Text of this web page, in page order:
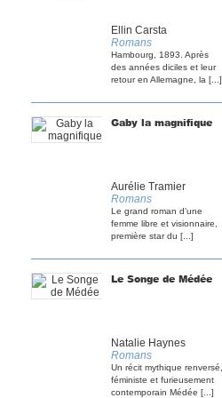
Ellin Carsta
Romans
Hambourg, 1893. Après
des années di­ciles et leur
retour en Allemagne, la [...]
Gaby la magnifique
Aurélie Tramier
Romans
Le grand roman d’une
femme libre et visionnaire,
première star du [...]
Le Songe de Médée
Natalie Haynes
Romans
Un récit mythique renversé,
féministe et furieusement
contemporain Médée [...]